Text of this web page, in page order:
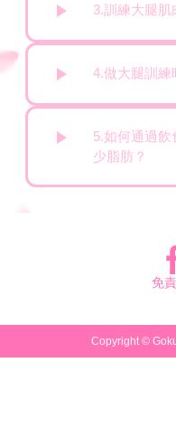
3.訓練大腿肌
4.做大腿訓練
5.如何通過
少脂肪？
免
Copyright ©